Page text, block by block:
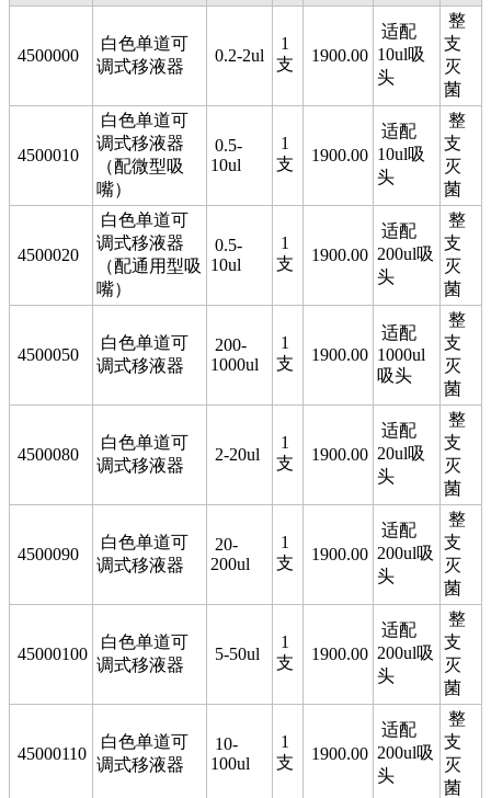
4500000
白色单道可
调式移液器
0.2-2ul
1
支
1900.00
适配
10ul吸
头
整
支
灭
菌
4500010
白色单道可
调式移液器
（配微型吸
嘴）
0.5-
10ul
1
支
1900.00
适配
10ul吸
头
整
支
灭
菌
4500020
白色单道可
调式移液器
（配通用型吸
嘴）
0.5-
10ul
1
支
1900.00
适配
200ul吸
头
整
支
灭
菌
4500050
白色单道可
调式移液器
200-
1000ul
1
支
1900.00
适配
1000ul
吸头
整
支
灭
菌
4500080
白色单道可
调式移液器
2-20ul
1
支
1900.00
适配
20ul吸
头
整
支
灭
菌
4500090
白色单道可
调式移液器
20-
200ul
1
支
1900.00
适配
200ul吸
头
整
支
灭
菌
45000100
白色单道可
调式移液器
5-50ul
1
支
1900.00
适配
200ul吸
头
整
支
灭
菌
45000110
白色单道可
调式移液器
10-
100ul
1
支
1900.00
适配
200ul吸
头
整
支
灭
菌